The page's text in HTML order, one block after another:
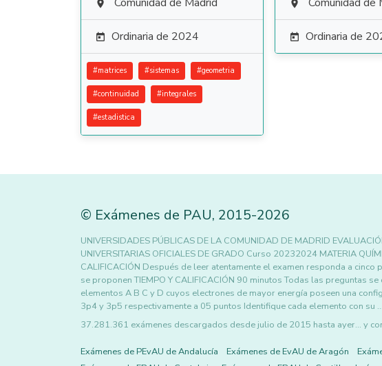

 Ordinaria de 2024
#matrices #sistemas #geometria
#continuidad #integrales
#estadistica

 Ordinaria de
© Exámenes de PAU, 2015-2026
UNIVERSIDADES PÚBLICAS DE LA COMUNIDAD DE MADRID
UNIVERSITARIAS OFICIALES DE GRADO Curso 20232024 MATERIA
CALIFICACIÓN Después de leer atentamente el examen responda a
se proponen TIEMPO Y CALIFICACIÓN 90 minutos Todas las preguntas
elementos A B C y D cuyos electrones de mayor energía poseen una
3p4 y 3p5 respectivamente a 05 puntos Identifique cada elemento con su …
37.281.361 exámenes descargados desde julio de 2015 hasta ayer... y
Exámenes de PEvAU de Andalucía Exámenes de EvAU de Aragón